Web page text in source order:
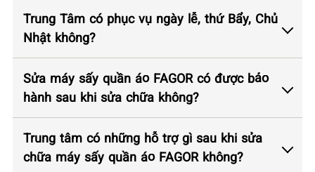
Trung Tâm có phục vụ ngày lễ, thứ Bẩy, Chủ
Nhật không?
Sửa máy sấy quần áo FAGOR có được bảo
hành sau khi sửa chữa không?
Trung tâm có những hỗ trợ gì sau khi sửa
chữa máy sấy quần áo FAGOR không?